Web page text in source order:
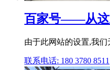
百家号——从这
由于此网站的设置,我们
联系电话: 180 3780 8511